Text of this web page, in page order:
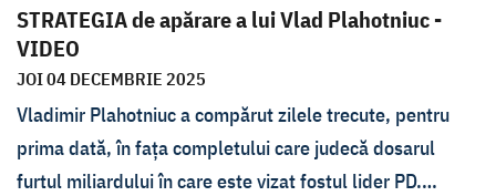
STRATEGIA de apărare a lui Vlad Plahotniuc -
VIDEO
JOI 04 DECEMBRIE 2025
Vladimir Plahotniuc a compărut zilele trecute, pentru
prima dată, în fața completului care judecă dosarul
furtul miliardului în care este vizat fostul lider PD.